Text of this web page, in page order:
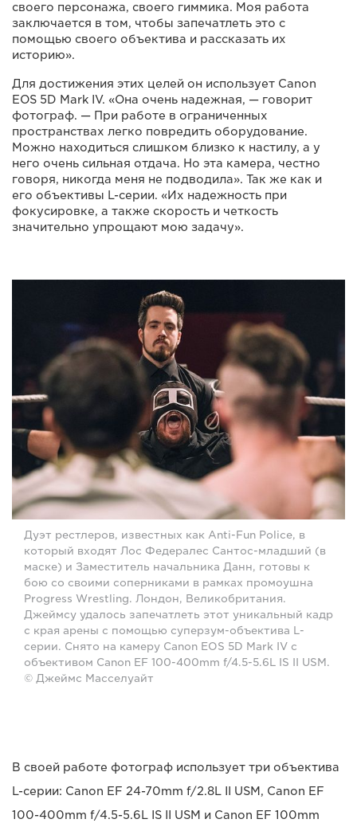
своего персонажа, своего гиммика. Моя работа
заключается в том, чтобы запечатлеть это с
помощью своего объектива и рассказать их
историю».
Для достижения этих целей он использует Canon
EOS 5D Mark IV. «Она очень надежная, — говорит
фотограф. — При работе в ограниченных
пространствах легко повредить оборудование.
Можно находиться слишком близко к настилу, а у
него очень сильная отдача. Но эта камера, честно
говоря, никогда меня не подводила». Так же как и
его объективы L-серии. «Их надежность при
фокусировке, а также скорость и четкость
значительно упрощают мою задачу».
Дуэт рестлеров, известных как Anti-Fun Police, в
который входят Лос Федералес Сантос-младший (в
маске) и Заместитель начальника Данн, готовы к
бою со своими соперниками в рамках промоушна
Progress Wrestling. Лондон, Великобритания.
Джеймсу удалось запечатлеть этот уникальный кадр
с края арены с помощью суперзум-объектива L-
серии. Снято на камеру Canon EOS 5D Mark IV с
объективом Canon EF 100-400mm f/4.5-5.6L IS II USM.
© Джеймс Масселуайт
В своей работе фотограф использует три объектива
L-серии: Canon EF 24-70mm f/2.8L II USM, Canon EF
100-400mm f/4.5-5.6L IS II USM и Canon EF 100mm